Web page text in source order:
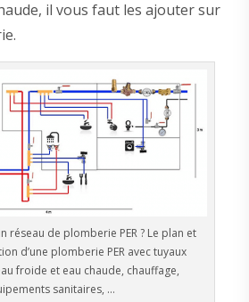
il vous faut les ajouter sur
réseau de plomberie PER ? Le plan et
d’une plomberie PER avec tuyaux
froide et eau chaude, chauffage,
sanitaires, …